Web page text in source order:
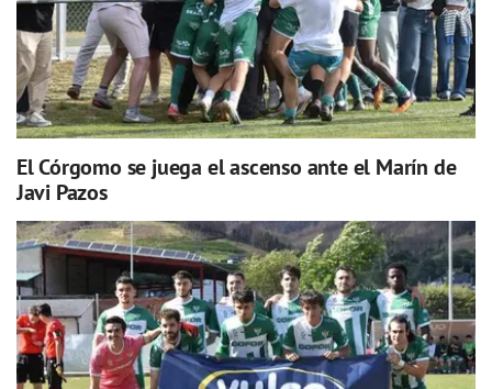
El Córgomo se juega el ascenso ante el Marín de
Javi Pazos